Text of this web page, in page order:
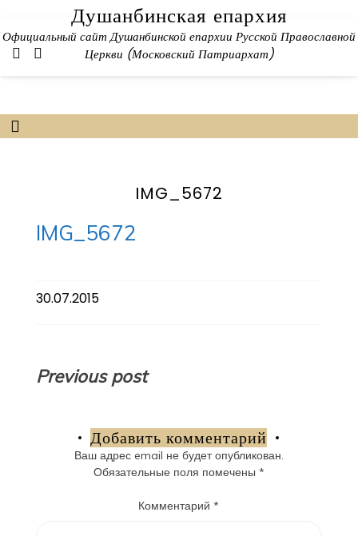
content
Душанбинская епархия
Официальный сайт Душанбинской епархии Русской Православной
Церкви (Московский Патриархат)
IMG_5672
IMG_5672
30.07.2015
Навигация
записям
Previous post
Добавить комментарий
Ваш адрес email не будет опубликован.
Обязательные поля помечены *
Комментарий*